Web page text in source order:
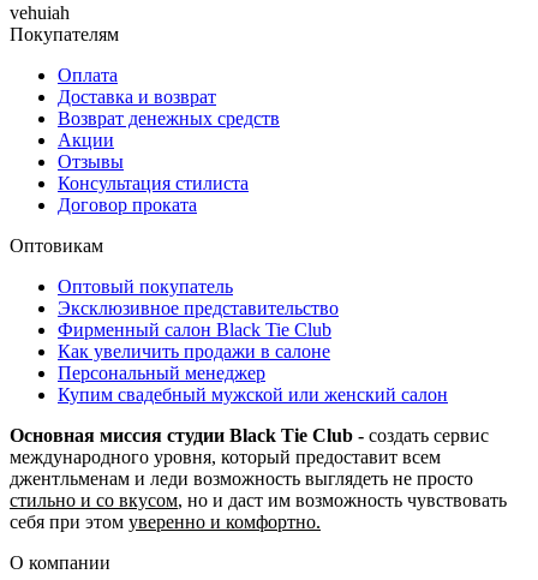
vehuiah
Покупателям
Оплата
Доставка и возврат
Возврат денежных средств
Акции
Отзывы
Консультация стилиста
Договор проката
Оптовикам
Оптовый покупатель
Эксклюзивное представительство
Фирменный салон Black Tie Club
Как увеличить продажи в салоне
Персональный менеджер
Купим свадебный мужской или женский салон
Основная миссия студии Black Tie Club - создать сервис
международного уровня, который предоставит всем
джентльменам и леди возможность выглядеть не просто
стильно и со вкусом, но и даст им возможность чувствовать
себя при этом уверенно и комфортно.
О компании